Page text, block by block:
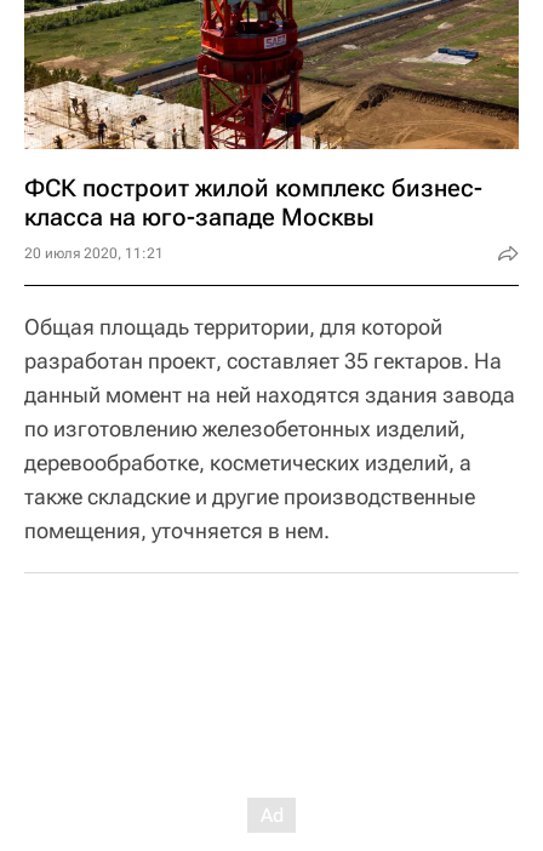
ФСК построит жилой комплекс бизнес-
класса на юго-западе Москвы
20 июля 2020, 11:21
Общая площадь территории, для которой
разработан проект, составляет 35 гектаров. На
данный момент на ней находятся здания завода
по изготовлению железобетонных изделий,
деревообработке, косметических изделий, а
также складские и другие производственные
помещения, уточняется в нем.